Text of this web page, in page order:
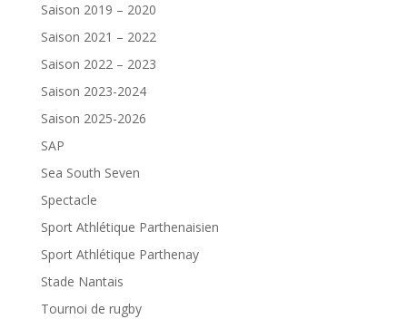
Saison 2019 – 2020
Saison 2021 – 2022
Saison 2022 – 2023
Saison 2023-2024
Saison 2025-2026
SAP
Sea South Seven
Spectacle
Sport Athlétique Parthenaisien
Sport Athlétique Parthenay
Stade Nantais
Tournoi de rugby